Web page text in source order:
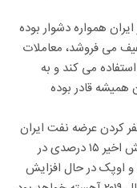
همواره دشوار بوده
می فروشد، معاملات
استفاده می کند و به
قادر بوده
کردن عرضه نفت ایران
بیش از حد از رونق افتاده است.با وجود کاهش اخیر ۱۵ درصدی در
اوپک در حال افزایش